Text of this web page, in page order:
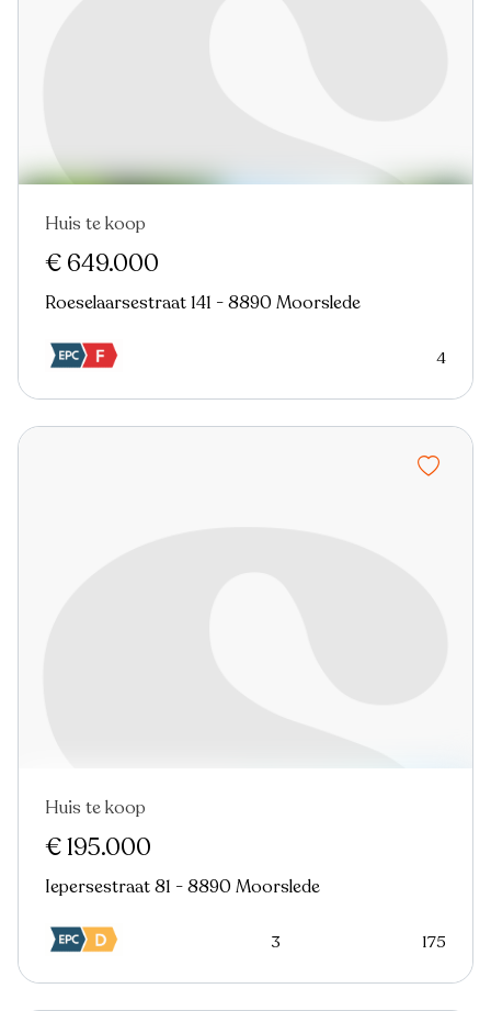
Huis te koop
€ 649.000
Roeselaarsestraat 141 - 8890 Moorslede
4
Huis te koop
€ 195.000
Iepersestraat 81 - 8890 Moorslede
3 175